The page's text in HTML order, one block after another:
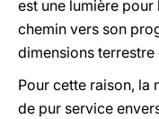
est une lumière pour
chemin vers son
dimensions terrestre
Pour cette raison, la
de pur service